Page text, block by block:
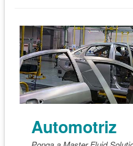
Automotriz